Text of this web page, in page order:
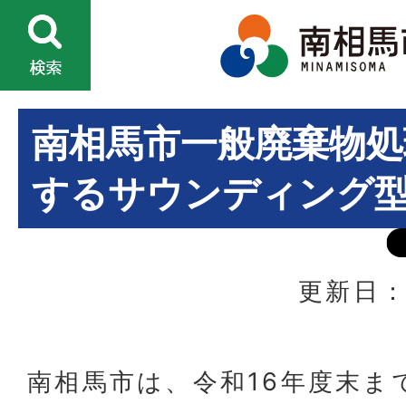
南相馬市一般廃棄物
するサウンディング
更新日
南相馬市は、令和16年度末ま